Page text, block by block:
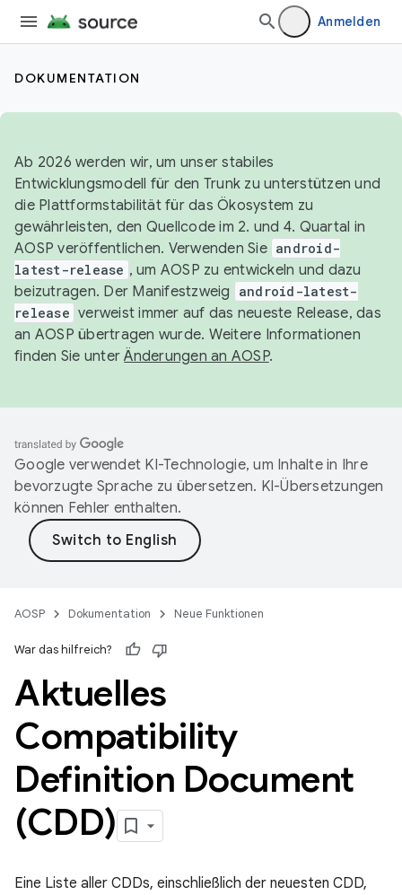
Anmelden
DOKUMENTATION
Ab 2026 werden wir, um unser stabiles
Entwicklungsmodell für den Trunk zu unterstützen und
die Plattformstabilität für das Ökosystem zu
gewährleisten, den Quellcode im 2. und 4. Quartal in
AOSP veröffentlichen. Verwenden Sie android-
latest-release , um AOSP zu entwickeln und dazu
beizutragen. Der Manifestzweig
android-latest-
release verweist immer auf das neueste Release, das
an AOSP übertragen wurde. Weitere Informationen
finden Sie unterÄnderungen an AOSP.
Google verwendet KI-Technologie, um Inhalte in Ihre
bevorzugte Sprache zu übersetzen. KI-Übersetzungen
können Fehler enthalten.
AOSP Dokumentation Neue Funktionen
War das hilfreich?
Aktuelles
Compatibility
Definition Document
(CDD)
Eine Liste aller CDDs, einschließlich der neuesten CDD,